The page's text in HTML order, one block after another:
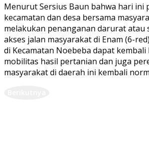
Menurut Sersius Baun bahwa hari ini
kecamatan dan desa bersama
melakukan penanganan darurat atau
akses jalan masyarakat di Enam (6-
di Kecamatan Noebeba dapat
mobilitas hasil pertanian dan juga
masyarakat di daerah ini kembali